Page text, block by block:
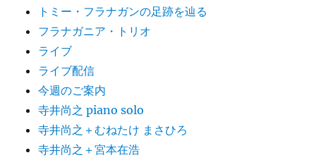
トミー・フラナガンの足跡を辿る
フラナガニア・トリオ
ライブ
ライブ配信
今週のご案内
寺井尚之 piano solo
寺井尚之＋むねたけ まさひろ
寺井尚之＋宮本在浩